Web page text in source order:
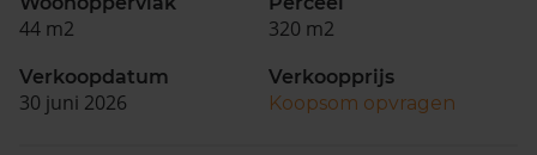
44 m2 320 m2
Verkoopdatum
30 juni 2026
Verkoopprijs
Koopsom opvragen